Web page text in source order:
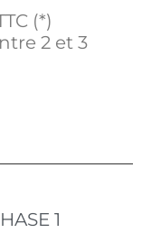
(*)
2 et 3
1